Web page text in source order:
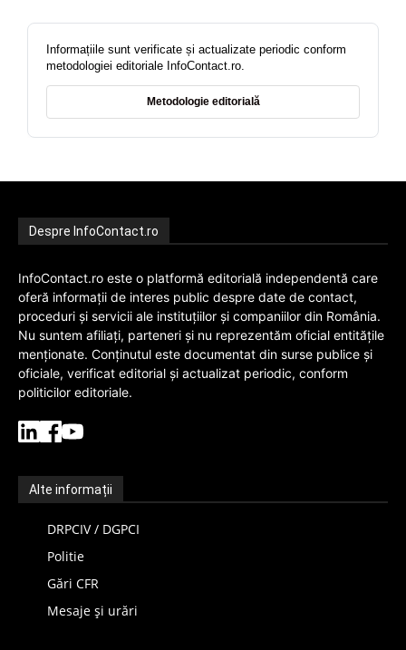
Informațiile sunt verificate și actualizate periodic conform
metodologiei editoriale InfoContact.ro.
Metodologie editorială
Despre InfoContact.ro
InfoContact.ro este o platformă editorială independentă care
oferă informații de interes public despre date de contact,
proceduri și servicii ale instituțiilor și companiilor din România.
Nu suntem afiliați, parteneri și nu reprezentăm oficial entitățile
menționate. Conținutul este documentat din surse publice și
oficiale, verificat editorial și actualizat periodic, conform
politicilor editoriale.
Alte informații
DRPCIV / DGPCI
Politie
Gări CFR
Mesaje și urări